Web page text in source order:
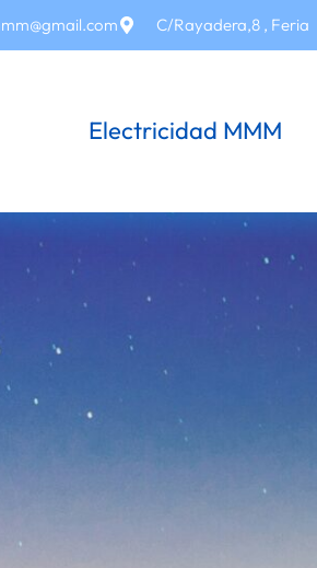
C/Rayadera,8 , Feria
Electricidad MMM